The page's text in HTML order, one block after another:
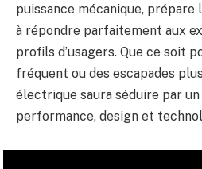
puissance mécanique, prépare
à répondre parfaitement aux
profils d’usagers. Que ce soit
fréquent ou des escapades
électrique saura séduire par
performance, design et